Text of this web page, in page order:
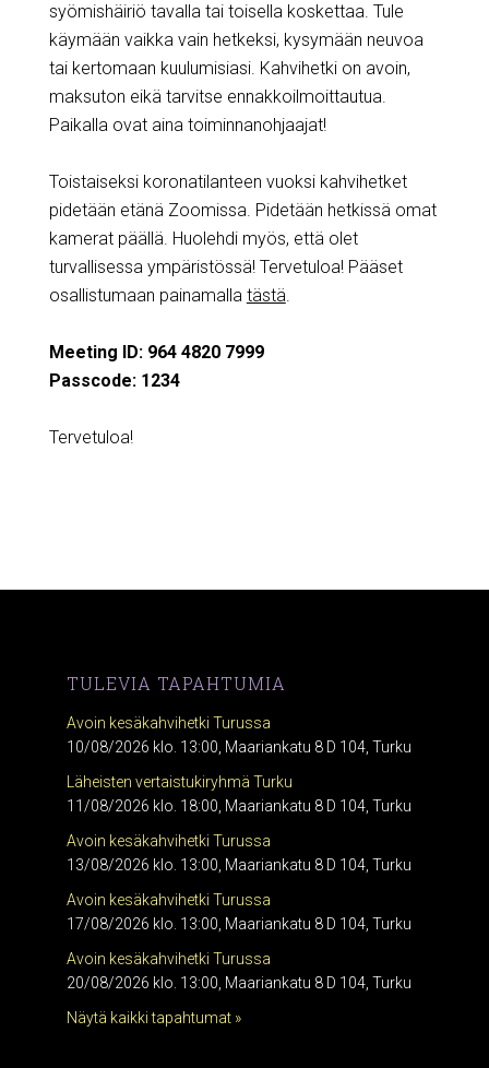
syömishäiriö tavalla tai toisella koskettaa. Tule
käymään vaikka vain hetkeksi, kysymään neuvoa
tai kertomaan kuulumisiasi. Kahvihetki on avoin,
maksuton eikä tarvitse ennakkoilmoittautua.
Paikalla ovat aina toiminnanohjaajat!
Toistaiseksi koronatilanteen vuoksi kahvihetket
pidetään etänä Zoomissa. Pidetään hetkissä omat
kamerat päällä. Huolehdi myös, että olet
turvallisessa ympäristössä! Tervetuloa! Pääset
osallistumaan painamalla tästä.
Meeting ID: 964 4820 7999
Passcode: 1234
Tervetuloa!
TULEVIA TAPAHTUMIA
Avoin kesäkahvihetki Turussa
10/08/2026 klo. 13:00, Maariankatu 8 D 104, Turku
Läheisten vertaistukiryhmä Turku
11/08/2026 klo. 18:00, Maariankatu 8 D 104, Turku
Avoin kesäkahvihetki Turussa
13/08/2026 klo. 13:00, Maariankatu 8 D 104, Turku
Avoin kesäkahvihetki Turussa
17/08/2026 klo. 13:00, Maariankatu 8 D 104, Turku
Avoin kesäkahvihetki Turussa
20/08/2026 klo. 13:00, Maariankatu 8 D 104, Turku
Näytä kaikki tapahtumat »